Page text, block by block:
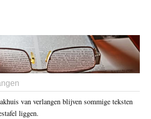
van verlangen blijven sommige teksten
liggen.